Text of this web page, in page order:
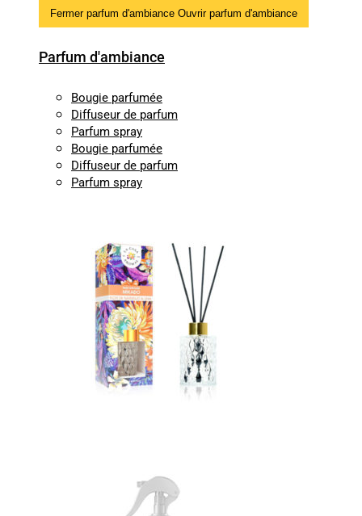
Fermer parfum d'ambiance Ouvrir parfum d'ambiance
Parfum d'ambiance
Bougie parfumée
Diffuseur de parfum
Parfum spray
Bougie parfumée
Diffuseur de parfum
Parfum spray